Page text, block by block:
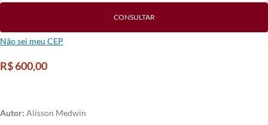
CONSULTAR
Não sei meu CEP
R$600,00
Autor: Alisson Medwin